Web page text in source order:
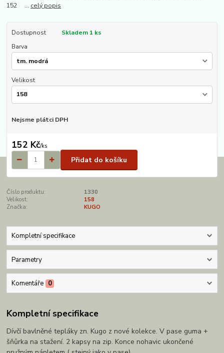
152 ... celý popis
Dostupnost
Skladem 1 ks
Barva
Velikost
Nejsme plátci DPH
152 Kč/ks
Přidat do košíku
Číslo produktu:
1330
Velikost:
158
Značka:
KUGO
Kompletní specifikace
Parametry
Komentáře 0
Kompletní specifikace
Dívčí bavlněné tepláky zn. Kugo z nové kolekce. V pase guma +
šňůrka na stažení. 2 kapsy na zip. Konce nohavic ukončené